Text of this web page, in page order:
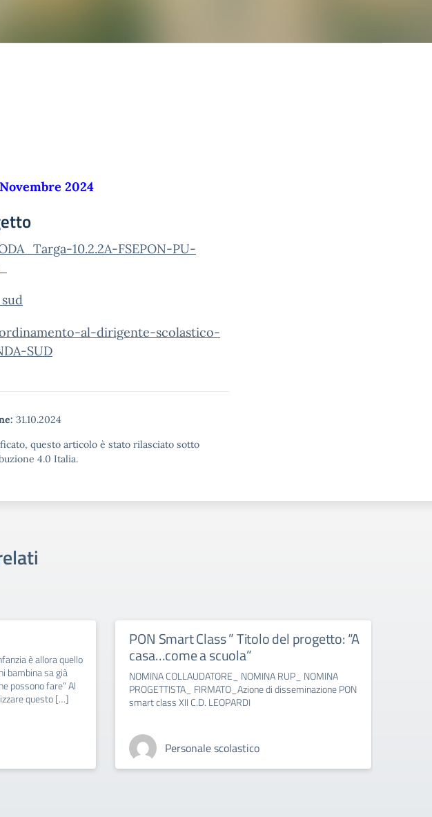
2024
10.2.2A-FSEPON-PU-
al-dirigente-scolastico-
SUD
31.10.2024
questo articolo è stato rilasciato sotto
4.0 Italia.
è allora quello
bambina sa già
possono fare” Al
questo […]
PON Smart Class ” Titolo del progetto: “A
casa…come a scuola”
NOMINA COLLAUDATORE_ NOMINA RUP_ NOMINA
PROGETTISTA_ FIRMATO_Azione di disseminazione PON
smart class XII C.D. LEOPARDI
Personale scolastico